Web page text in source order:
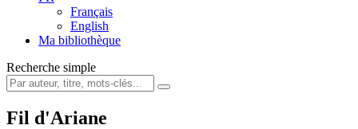
Français
English
Ma bibliothèque
Recherche simple
Fil d'Ariane